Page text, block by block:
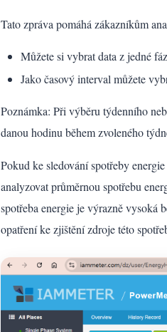
Tato zpráva pomáhá zákazníkům
Můžete si vybrat data z jedné
Jako časový interval můžete
Poznámka: Při výběru týdenního
danou hodinu během zvoleného
Pokud ke sledování spotřeby
analyzovat průměrnou spotřebu
spotřeba energie je výrazně vysoká
opatření ke zjištění zdroje této